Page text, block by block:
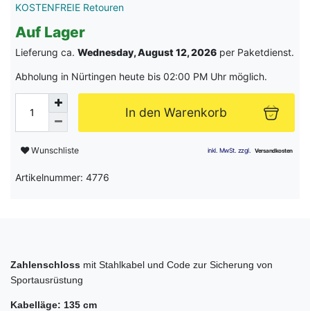
KOSTENFREIE Retouren
Auf Lager
Lieferung ca. Wednesday, August 12, 2026 per Paketdienst.
Abholung in Nürtingen heute bis 02:00 PM Uhr möglich.
In den Warenkorb
Wunschliste
Artikelnummer: 4776
Zahlenschloss mit Stahlkabel und Code zur Sicherung von
Sportausrüstung
Kabelläge: 135 cm